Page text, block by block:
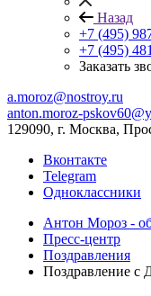
Назад
+7 (495)
+7 (495)
Заказать
a.moroz@nostroy.ru
anton.moroz-
129090, г. Москва,
Вконтакте
Telegram
Одноклассники
Антон Мороз -
Пресс-центр
Поздравления
Поздравление